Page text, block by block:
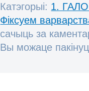
Катэгорыі: 1.
Фіксуем
сачыць за
Вы можаце